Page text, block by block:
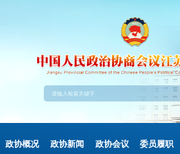
政协概况 政协新闻 政协会议 委员履职